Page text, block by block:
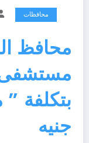
محافظات
محافظ
مستشفى
جنيه